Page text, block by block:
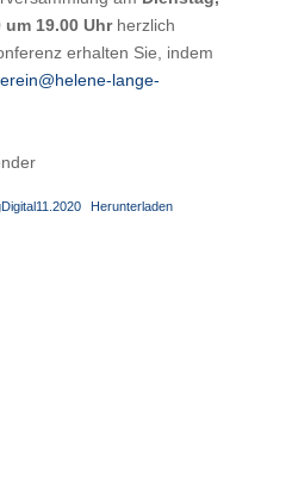
19.00 Uhrherzlich
erhalten Sie, indem
lange-
Herunterladen